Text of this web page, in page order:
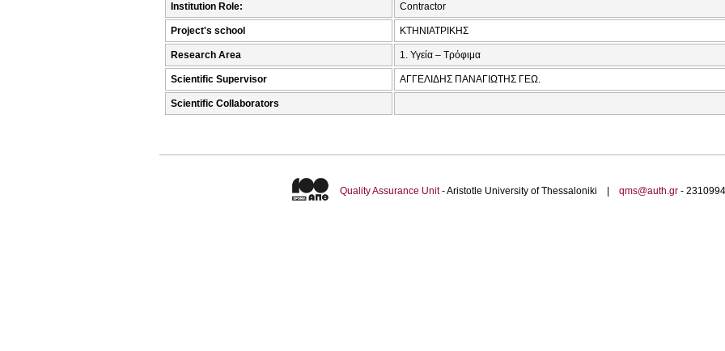
Institution Role: Contractor
Project's school ΚΤΗΝΙΑΤΡΙΚΗΣ
Research Area 1. Υγεία – Τρόφιμα
Scientific Supervisor ΑΓΓΕΛΙΔΗΣ ΠΑΝΑΓΙΩΤΗΣ ΓΕΩ.
Scientific Collaborators
Quality Assurance Unit- Aristotle University of Thessaloniki | qms@auth.gr-